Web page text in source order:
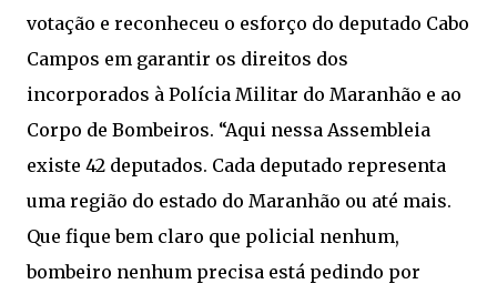
votação e reconheceu o esforço do deputado Cabo
Campos em garantir os direitos dos
incorporados à Polícia Militar do Maranhão e ao
Corpo de Bombeiros. “Aqui nessa Assembleia
existe 42 deputados. Cada deputado representa
uma região do estado do Maranhão ou até mais.
Que fique bem claro que policial nenhum,
bombeiro nenhum precisa está pedindo por